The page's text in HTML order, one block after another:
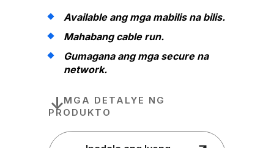
Available ang mga mabilis na bilis.
Mahabang cable run.
Gumagana ang mga secure na
network.
MGA DETALYE NG
PRODUKTO